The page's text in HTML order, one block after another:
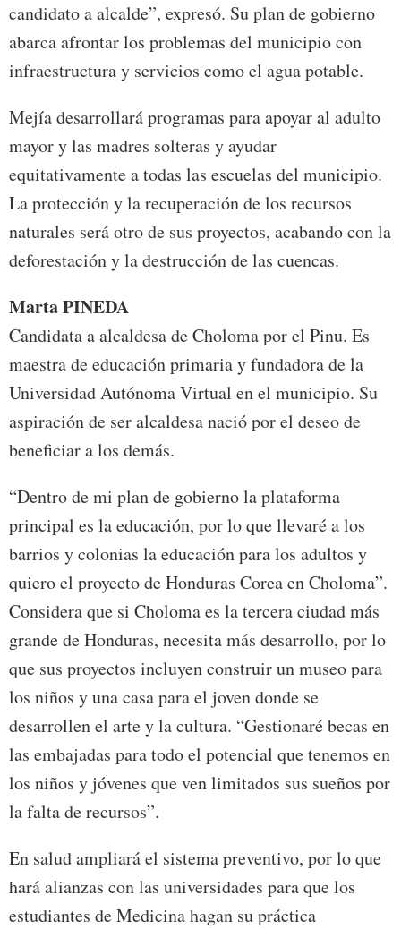
candidato a alcalde”, expresó. Su plan de gobierno
abarca afrontar los problemas del municipio con
infraestructura y servicios como el agua potable.
Mejía desarrollará programas para apoyar al adulto
mayor y las madres solteras y ayudar
equitativamente a todas las escuelas del municipio.
La protección y la recuperación de los recursos
naturales será otro de sus proyectos, acabando con la
deforestación y la destrucción de las cuencas.
Marta PINEDA
Candidata a alcaldesa de Choloma por el Pinu. Es
maestra de educación primaria y fundadora de la
Universidad Autónoma Virtual en el municipio. Su
aspiración de ser alcaldesa nació por el deseo de
beneficiar a los demás.
“Dentro de mi plan de gobierno la plataforma
principal es la educación, por lo que llevaré a los
barrios y colonias la educación para los adultos y
quiero el proyecto de Honduras Corea en Choloma”.
Considera que si Choloma es la tercera ciudad más
grande de Honduras, necesita más desarrollo, por lo
que sus proyectos incluyen construir un museo para
los niños y una casa para el joven donde se
desarrollen el arte y la cultura. “Gestionaré becas en
las embajadas para todo el potencial que tenemos en
los niños y jóvenes que ven limitados sus sueños por
la falta de recursos”.
En salud ampliará el sistema preventivo, por lo que
hará alianzas con las universidades para que los
estudiantes de Medicina hagan su práctica